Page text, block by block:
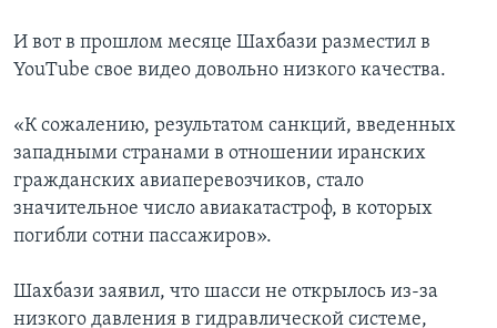
И вот в прошлом месяце Шахбази разместил в
YouTube свое видео довольно низкого качества.
«К сожалению, результатом санкций, введенных
западными странами в отношении иранских
гражданских авиаперевозчиков, стало
значительное число авиакатастроф, в которых
погибли сотни пассажиров».
Шахбази заявил, что шасси не открылось из-за
низкого давления в гидравлической системе,